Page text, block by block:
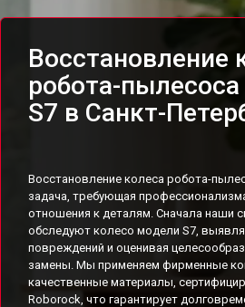
Восстановление
робота-
S7 в Санкт-
Восстановление колеса робота-
задача, требующая
отношения к деталям. Сначала наши
обследуют колесо модели S7,
повреждений и оценивая
замены. Мы применяем фирменные
качественные материалы,
Roborock, что гарантирует